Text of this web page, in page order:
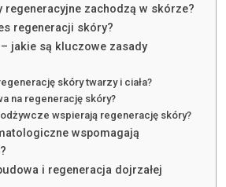
regeneracyjne zachodzą w skórze?
regeneracji skóry?
jakie są kluczowe zasady
skóry twarzy i ciała?
na regenerację skóry?
odżywcze wspierają regenerację skóry?
wspomagają
i regeneracja dojrzałej